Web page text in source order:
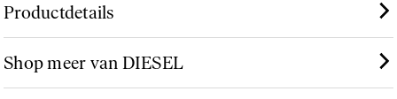
Productdetails
Shop meer van DIESEL